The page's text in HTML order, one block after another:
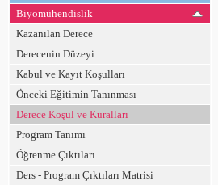
Biyomühendislik
Kazanılan Derece
Derecenin Düzeyi
Kabul ve Kayıt Koşulları
Önceki Eğitimin Tanınması
Derece Koşul ve Kuralları
Program Tanımı
Öğrenme Çıktıları
Ders - Program Çıktıları Matrisi